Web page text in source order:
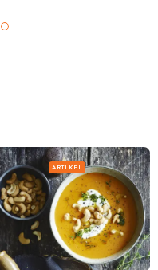
ARTIKEL